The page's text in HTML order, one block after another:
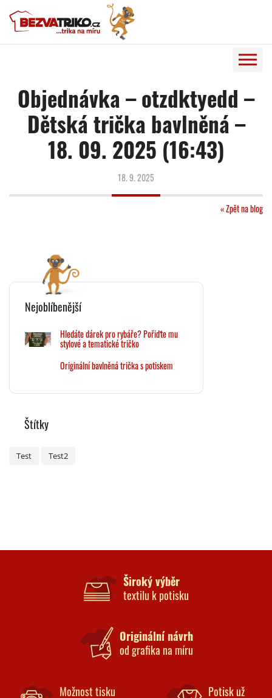
Objednávka – otzdktyedd –
Dětská trička bavlněná –
18. 09. 2025 (16:43)
18. 9. 2025
« Zpět na blog
Nejoblíbenější
Hledáte dárek pro rybáře? Pořiďte mu
stylové a tematické tričko
Originální bavlněná trička s potiskem
Štítky
Test Test2
Široký výběr
textilu k potisku
Originální návrh
od grafika na míru
Možnost tisku
Potisk už